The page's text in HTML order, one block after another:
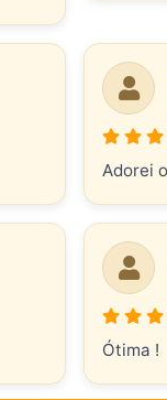
Adorei
Ótima !